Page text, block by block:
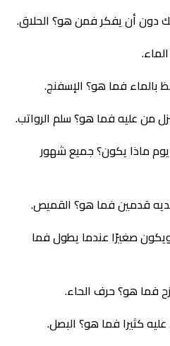
دون أن يفكر فمن هو؟ الحلاق.
بالماء فما هو؟ الإسفنج.
من عليه فما هو؟ سلم الرواتب.
الشهر الذي يكون فيه 28 يوم ماذا يكون؟ جميع شهور
قدمين فما هو؟ القميص.
صغيرًا عندما يطول فما
فما هو؟ حرف الحاء.
كثيرا فما هو؟ البصل.